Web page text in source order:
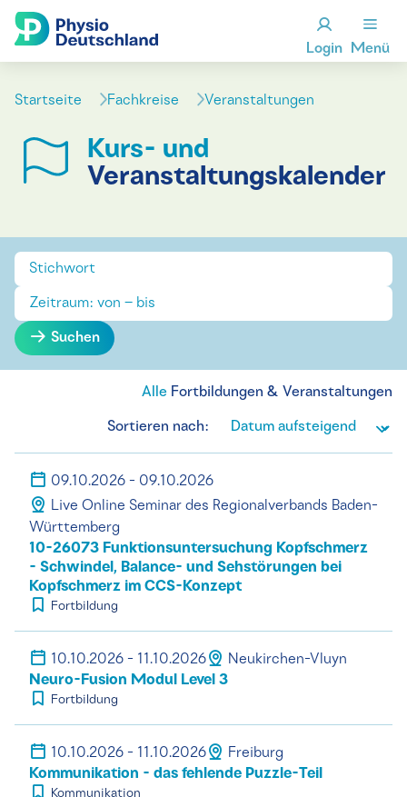
Login Menü
Startseite Fachkreise Veranstaltungen
Kurs- und
Veranstaltungskalender
Suchen
Alle Fortbildungen & Veranstaltungen
Sortieren nach:
09.10.2026 - 09.10.2026
Live Online Seminar des Regionalverbands Baden-
Württemberg
10-26073 Funktionsuntersuchung Kopfschmerz
- Schwindel, Balance- und Sehstörungen bei
Kopfschmerz im CCS-Konzept
Fortbildung
10.10.2026 - 11.10.2026 Neukirchen-Vluyn
Neuro-Fusion Modul Level 3
Fortbildung
10.10.2026 - 11.10.2026 Freiburg
Kommunikation - das fehlende Puzzle-Teil
Kommunikation